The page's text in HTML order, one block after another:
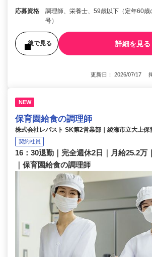
応募資格
調理師、栄養士、59歳以下（定年60
号）
後で見る 詳細を見る
更新日： 2026/07/17
NEW
保育園給食の調理師
株式会社レパスト SK第2営業部｜綾瀬市立大上保
契約社員
16：30退勤｜完全週休2日｜月給25.2万
｜保育園給食の調理師